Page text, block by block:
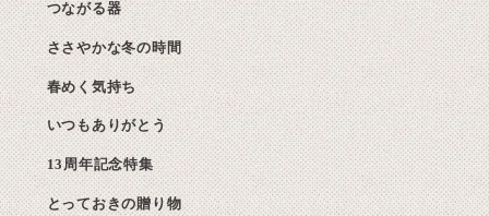
つながる器
ささやかな冬の時間
春めく気持ち
いつもありがとう
13周年記念特集
とっておきの贈り物